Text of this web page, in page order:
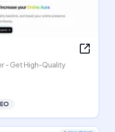
- Get High-Quality